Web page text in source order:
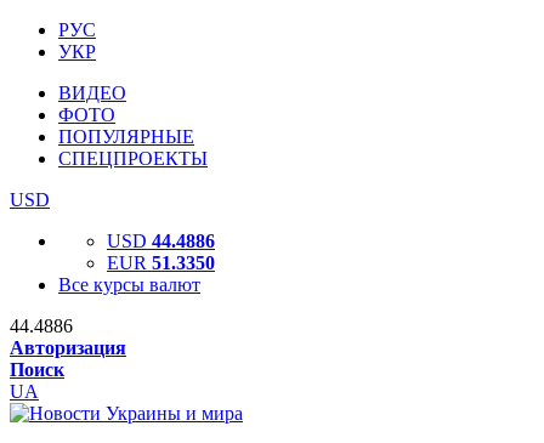
РУС
УКР
ВИДЕО
ФОТО
ПОПУЛЯРНЫЕ
СПЕЦПРОЕКТЫ
USD
USD 44.4886
EUR 51.3350
Все курсы валют
44.4886
Авторизация
Поиск
UA